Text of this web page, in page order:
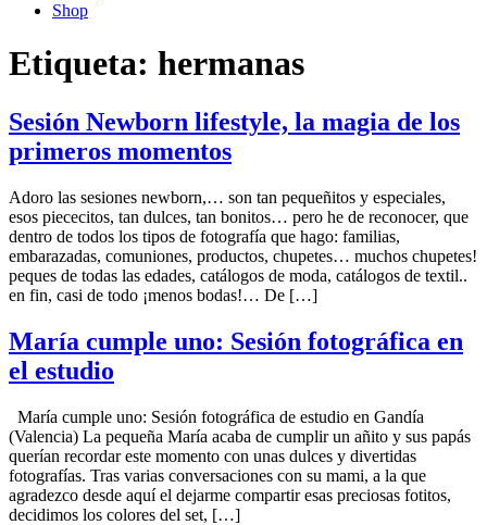
Shop
Etiqueta: hermanas
Sesión Newborn lifestyle, la magia de los
primeros momentos
Adoro las sesiones newborn,… son tan pequeñitos y especiales,
esos piececitos, tan dulces, tan bonitos… pero he de reconocer, que
dentro de todos los tipos de fotografía que hago: familias,
embarazadas, comuniones, productos, chupetes… muchos chupetes!
peques de todas las edades, catálogos de moda, catálogos de textil..
en fin, casi de todo ¡menos bodas!… De […]
María cumple uno: Sesión fotográfica en
el estudio
María cumple uno: Sesión fotográfica de estudio en Gandía
(Valencia) La pequeña María acaba de cumplir un añito y sus papás
querían recordar este momento con unas dulces y divertidas
fotografías. Tras varias conversaciones con su mami, a la que
agradezco desde aquí el dejarme compartir esas preciosas fotitos,
decidimos los colores del set, […]